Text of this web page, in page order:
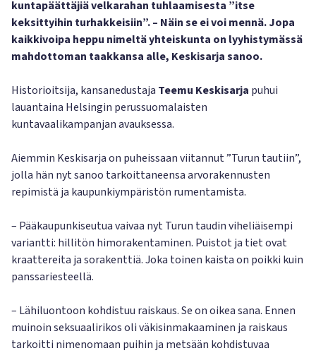
kuntapäättäjiä velkarahan tuhlaamisesta ”itse
keksittyihin turhakkeisiin”. – Näin se ei voi mennä. Jopa
kaikkivoipa heppu nimeltä yhteiskunta on lyyhistymässä
mahdottoman taakkansa alle, Keskisarja sanoo.
Historioitsija, kansanedustaja Teemu Keskisarja puhui
lauantaina Helsingin perussuomalaisten
kuntavaalikampanjan avauksessa.
Aiemmin Keskisarja on puheissaan viitannut ”Turun tautiin”,
jolla hän nyt sanoo tarkoittaneensa arvorakennusten
repimistä ja kaupunkiympäristön rumentamista.
– Pääkaupunkiseutua vaivaa nyt Turun taudin viheliäisempi
variantti: hillitön himorakentaminen. Puistot ja tiet ovat
kraattereita ja sorakenttiä. Joka toinen kaista on poikki kuin
panssariesteellä.
– Lähiluontoon kohdistuu raiskaus. Se on oikea sana. Ennen
muinoin seksuaalirikos oli väkisinmakaaminen ja raiskaus
tarkoitti nimenomaan puihin ja metsään kohdistuvaa